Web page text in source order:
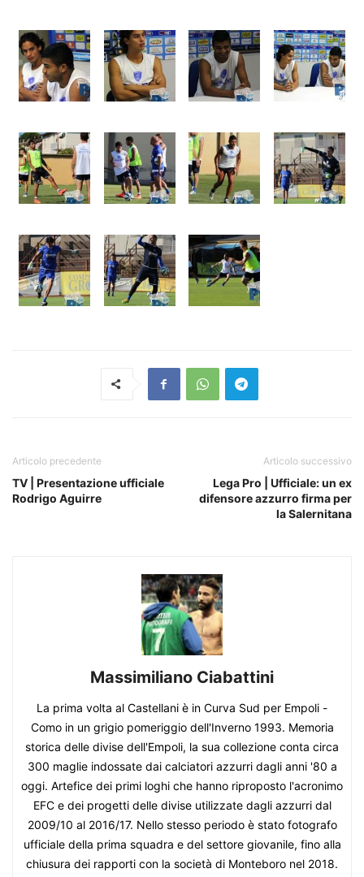
Articolo precedente
TV | Presentazione ufficiale
Rodrigo Aguirre
Articolo successivo
Lega Pro | Ufficiale: un ex
difensore azzurro firma per
la Salernitana
Massimiliano Ciabattini
La prima volta al Castellani è in Curva Sud per Empoli -
Como in un grigio pomeriggio dell'Inverno 1993. Memoria
storica delle divise dell'Empoli, la sua collezione conta circa
300 maglie indossate dai calciatori azzurri dagli anni '80 a
oggi. Artefice dei primi loghi che hanno riproposto l'acronimo
EFC e dei progetti delle divise utilizzate dagli azzurri dal
2009/10 al 2016/17. Nello stesso periodo è stato fotografo
ufficiale della prima squadra e del settore giovanile, fino alla
chiusura dei rapporti con la società di Monteboro nel 2018.